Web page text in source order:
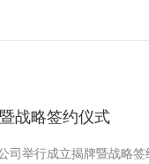
战略签约仪式
司举行成立揭牌暨战略